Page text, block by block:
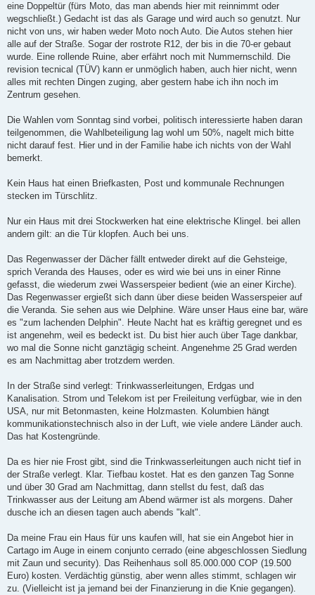
eine Doppeltür (fürs Moto, das man abends hier mit reinnimmt oder
wegschließt.) Gedacht ist das als Garage und wird auch so genutzt. Nur
nicht von uns, wir haben weder Moto noch Auto. Die Autos stehen hier
alle auf der Straße. Sogar der rostrote R12, der bis in die 70-er gebaut
wurde. Eine rollende Ruine, aber erfährt noch mit Nummernschild. Die
revision tecnical (TÜV) kann er unmöglich haben, auch hier nicht, wenn
alles mit rechten Dingen zuging, aber gestern habe ich ihn noch im
Zentrum gesehen.
Die Wahlen vom Sonntag sind vorbei, politisch interessierte haben daran
teilgenommen, die Wahlbeteiligung lag wohl um 50%, nagelt mich bitte
nicht darauf fest. Hier und in der Familie habe ich nichts von der Wahl
bemerkt.
Kein Haus hat einen Briefkasten, Post und kommunale Rechnungen
stecken im Türschlitz.
Nur ein Haus mit drei Stockwerken hat eine elektrische Klingel. bei allen
andern gilt: an die Tür klopfen. Auch bei uns.
Das Regenwasser der Dächer fällt entweder direkt auf die Gehsteige,
sprich Veranda des Hauses, oder es wird wie bei uns in einer Rinne
gefasst, die wiederum zwei Wasserspeier bedient (wie an einer Kirche).
Das Regenwasser ergießt sich dann über diese beiden Wasserspeier auf
die Veranda. Sie sehen aus wie Delphine. Wäre unser Haus eine bar, wäre
es "zum lachenden Delphin". Heute Nacht hat es kräftig geregnet und es
ist angenehm, weil es bedeckt ist. Du bist hier auch über Tage dankbar,
wo mal die Sonne nicht ganztägig scheint. Angenehme 25 Grad werden
es am Nachmittag aber trotzdem werden.
In der Straße sind verlegt: Trinkwasserleitungen, Erdgas und
Kanalisation. Strom und Telekom ist per Freileitung verfügbar, wie in den
USA, nur mit Betonmasten, keine Holzmasten. Kolumbien hängt
kommunikationstechnisch also in der Luft, wie viele andere Länder auch.
Das hat Kostengründe.
Da es hier nie Frost gibt, sind die Trinkwasserleitungen auch nicht tief in
der Straße verlegt. Klar. Tiefbau kostet. Hat es den ganzen Tag Sonne
und über 30 Grad am Nachmittag, dann stellst du fest, daß das
Trinkwasser aus der Leitung am Abend wärmer ist als morgens. Daher
dusche ich an diesen tagen auch abends "kalt".
Da meine Frau ein Haus für uns kaufen will, hat sie ein Angebot hier in
Cartago im Auge in einem conjunto cerrado (eine abgeschlossen Siedlung
mit Zaun und security). Das Reihenhaus soll 85.000.000 COP (19.500
Euro) kosten. Verdächtig günstig, aber wenn alles stimmt, schlagen wir
zu. (Vielleicht ist ja jemand bei der Finanzierung in die Knie gegangen).